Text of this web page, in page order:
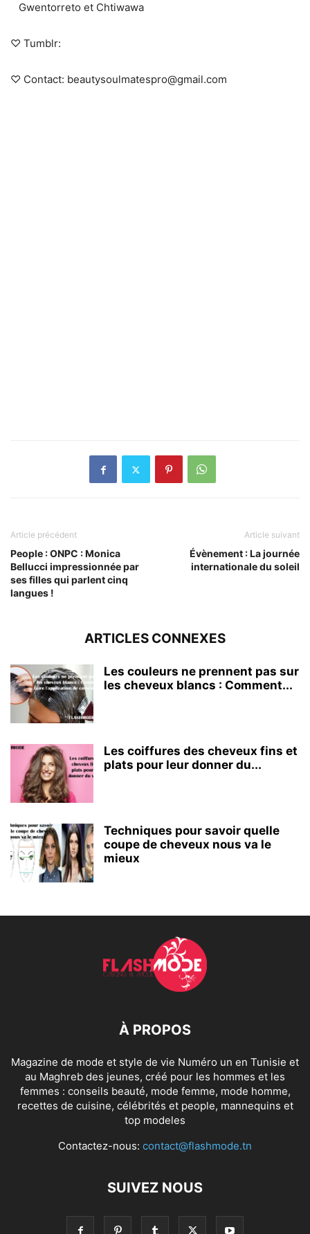
Gwentorreto et Chtiwawa
♡ Tumblr:
♡ Contact: beautysoulmatespro@gmail.com
Article précédent
People : ONPC : Monica
Bellucci impressionnée par
ses filles qui parlent cinq
langues !
Article suivant
Évènement : La journée
internationale du soleil
ARTICLES CONNEXES
Les couleurs ne prennent pas sur
les cheveux blancs : Comment...
Les coiffures des cheveux fins et
plats pour leur donner du...
Techniques pour savoir quelle
coupe de cheveux nous va le
mieux
À PROPOS
Magazine de mode et style de vie Numéro un en Tunisie et
au Maghreb des jeunes, créé pour les hommes et les
femmes : conseils beauté, mode femme, mode homme,
recettes de cuisine, célébrités et people, mannequins et
top modeles
Contactez-nous: contact@flashmode.tn
SUIVEZ NOUS